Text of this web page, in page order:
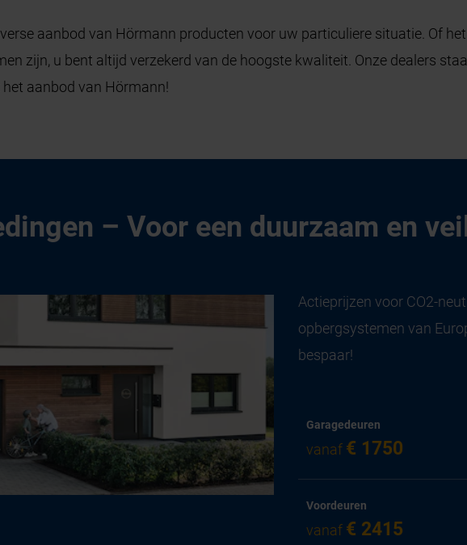
aanbod van Hörmann producten voor uw particuliere situatie. Of
zijn, u bent altijd verzekerd van de hoogste kwaliteit. Onze dealers
aanbod van Hörmann!
– Voor een duurzaam en
Actieprijzen voor CO2-
opbergsystemen van
bespaar!
Garagedeuren
vanaf € 1750
Voordeuren
vanaf € 2415